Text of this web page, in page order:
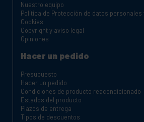
Nuestro equipo
Política de Protección de datos personales
Cookies
Copyright y aviso legal
Opiniones
Hacer un pedido
Presupuesto
Hacer un pedido
Condiciones de producto reacondicionado
Estados del producto
Plazos de entrega
Tipos de descuentos